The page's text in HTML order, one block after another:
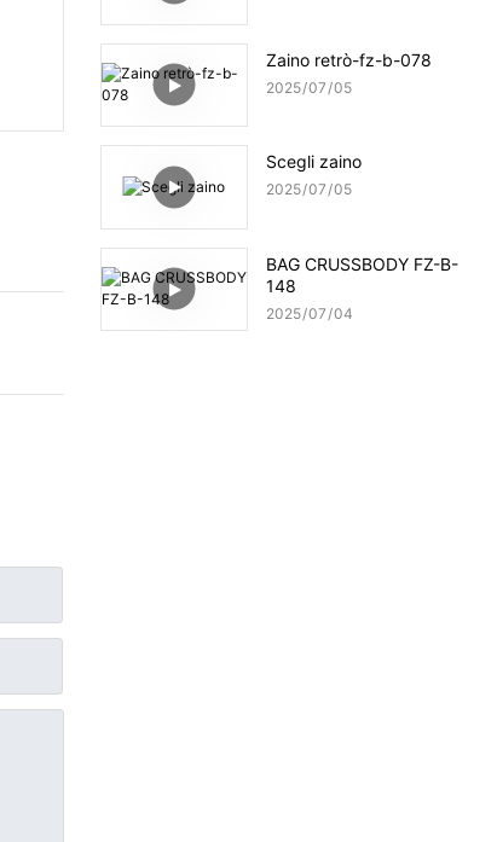
Zaino retrò-fz-b-078
2025 07 05
Scegli zaino
2025 07 05
BAG CRUSSBODY FZ-B-
148
2025 07 04